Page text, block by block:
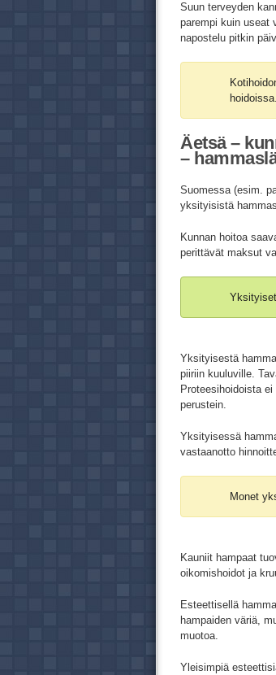
Suun terveyden
parempi kuin useat
napostelu pitkin
hoidoissa.
Äetsä –
–
Suomessa (esim.
yksityisistä
Kunnan hoitoa
perittävät maksut
Yksityisestä
piiriin kuuluville.
Proteesihoidoista
perustein.
Yksityisessä
vastaanotto
Monet
Kauniit hampaat
oikomishoidot ja
Esteettisellä
hampaiden väriä,
muotoa.
Yleisimpiä